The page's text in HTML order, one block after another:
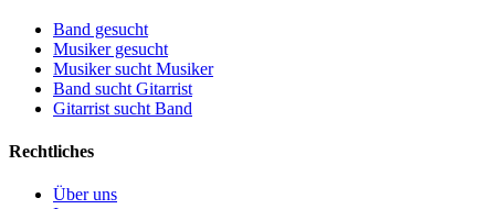
Band gesucht
Musiker gesucht
Musiker sucht Musiker
Band sucht Gitarrist
Gitarrist sucht Band
Rechtliches
Über uns